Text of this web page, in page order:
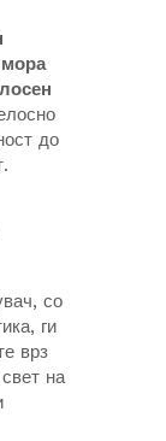
до
со
ги
врз
на